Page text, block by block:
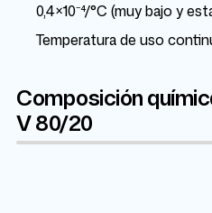
0,4×10⁻⁴/°C (muy bajo y
Temperatura de uso
Composición
V 80/20